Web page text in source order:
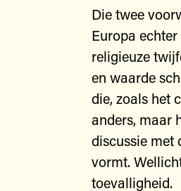
Die twee
Europa
religieuze
en waarde
die, zoals het
anders, maar
discussie met
vormt.
toevalligheid.